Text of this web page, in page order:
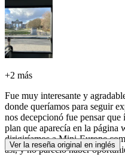
+2 más
Fue muy interesante y
donde queríamos para seguir
nos decepcionó fue pensar que
plan que aparecía en la página
dirigiríamos a Mini-Europe
así, y no pareció haber
Ver la reseña original en inglés